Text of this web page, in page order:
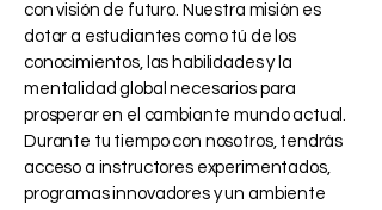
con visión de futuro. Nuestra misión es
dotar a estudiantes como tú de los
conocimientos, las habilidades y la
mentalidad global necesarios para
prosperar en el cambiante mundo actual.
Durante tu tiempo con nosotros, tendrás
acceso a instructores experimentados,
programas innovadores y un ambiente